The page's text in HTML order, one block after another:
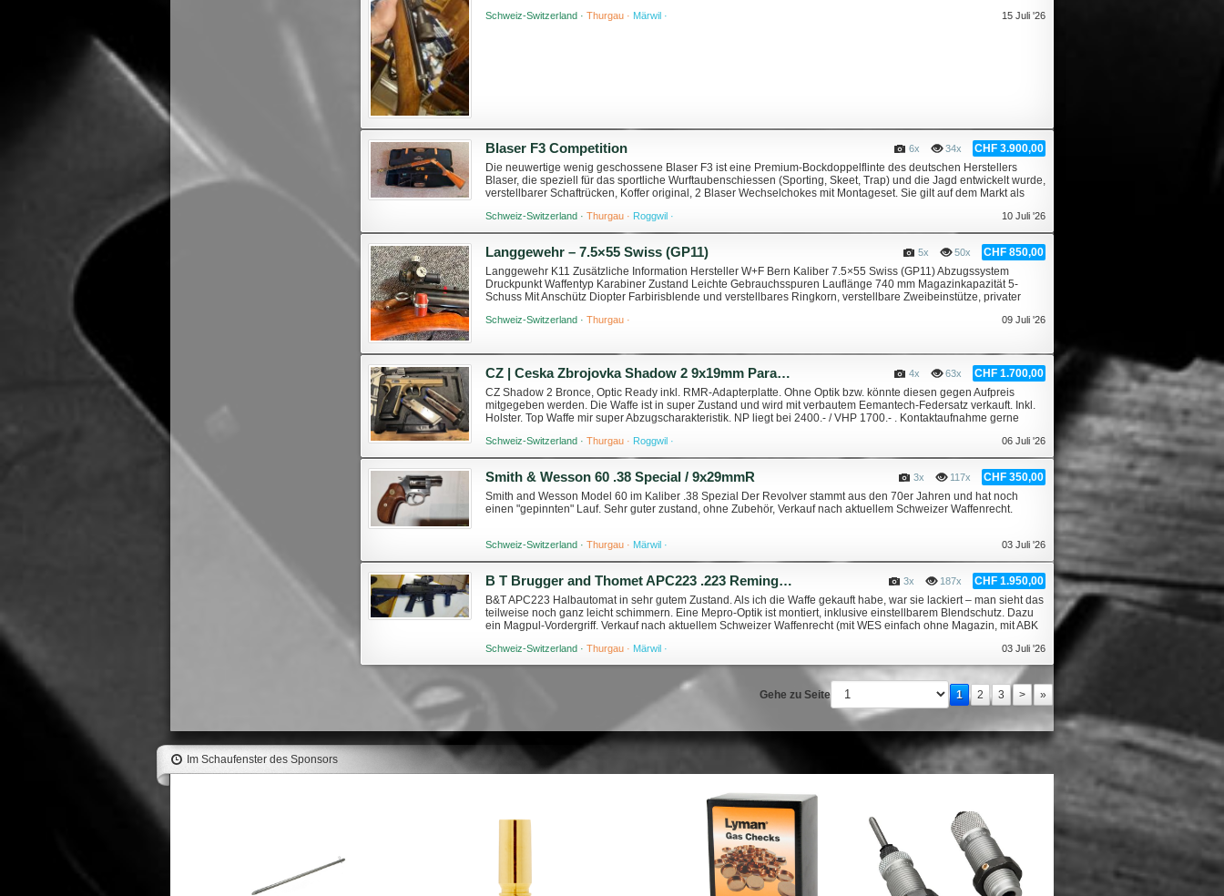
Schweiz-Switzerland ·Thurgau · Märwil · 15 Juli '26
Blaser F3 Competition CHF 3.900,00
34x
6x
Die neuwertige wenig geschossene Blaser F3 ist eine Premium-Bockdoppelflinte des deutschen Herstellers
Blaser, die speziell für das sportliche Wurftaubenschiessen (Sporting, Skeet, Trap) und die Jagd entwickelt wurde,
verstellbarer Schaftrücken, Koffer original, 2 Blaser Wechselchokes mit Montageset. Sie gilt auf dem Markt als
Schweiz-Switzerland ·Thurgau · Roggwil · 10 Juli '26
Langgewehr – 7.5×55 Swiss (GP11) CHF 850,00
50x
5x
Langgewehr K11 Zusätzliche Information Hersteller W+F Bern Kaliber 7.5×55 Swiss (GP11) Abzugssystem
Druckpunkt Waffentyp Karabiner Zustand Leichte Gebrauchsspuren Lauflänge 740 mm Magazinkapazität 5-
Schuss Mit Anschütz Diopter Farbirisblende und verstellbares Ringkorn, verstellbare Zweibeinstütze, privater
Schweiz-Switzerland ·Thurgau · 09 Juli '26
CZ | Ceska Zbrojovka Shadow 2 9x19mm Parabellum/Luger/NATO CHF 1.700,00
63x
4x
CZ Shadow 2 Bronce, Optic Ready inkl. RMR-Adapterplatte. Ohne Optik bzw. könnte diesen gegen Aufpreis
mitgegeben werden. Die Waffe ist in super Zustand und wird mit verbautem Eemantech-Federsatz verkauft. Inkl.
Holster. Top Waffe mir super Abzugscharakteristik. NP liegt bei 2400.- / VHP 1700.- . Kontaktaufnahme gerne
Schweiz-Switzerland ·Thurgau · Roggwil · 06 Juli '26
Smith & Wesson 60 .38 Special / 9x29mmR CHF 350,00
117x
3x
Smith and Wesson Model 60 im Kaliber .38 Spezial Der Revolver stammt aus den 70er Jahren und hat noch
einen "gepinnten" Lauf. Sehr guter zustand, ohne Zubehör, Verkauf nach aktuellem Schweizer Waffenrecht.
Schweiz-Switzerland ·Thurgau · Märwil · 03 Juli '26
B T Brugger and Thomet APC223 .223 Remington CHF 1.950,00
187x
3x
B&T APC223 Halbautomat in sehr gutem Zustand. Als ich die Waffe gekauft habe, war sie lackiert – man sieht das
teilweise noch ganz leicht schimmern. Eine Mepro-Optik ist montiert, inklusive einstellbarem Blendschutz. Dazu
ein Magpul-Vordergriff. Verkauf nach aktuellem Schweizer Waffenrecht (mit WES einfach ohne Magazin, mit ABK
Schweiz-Switzerland ·Thurgau · Märwil · 03 Juli '26
Gehe zu Seite 1 2 3 > »
Im Schaufenster des Sponsors
450,90 €
R *Custom #91266
64,70 €
Magnum) #392629
97,90 €
HORNADY RAPiD®
Braccialetto di ricambio :
13,20 €